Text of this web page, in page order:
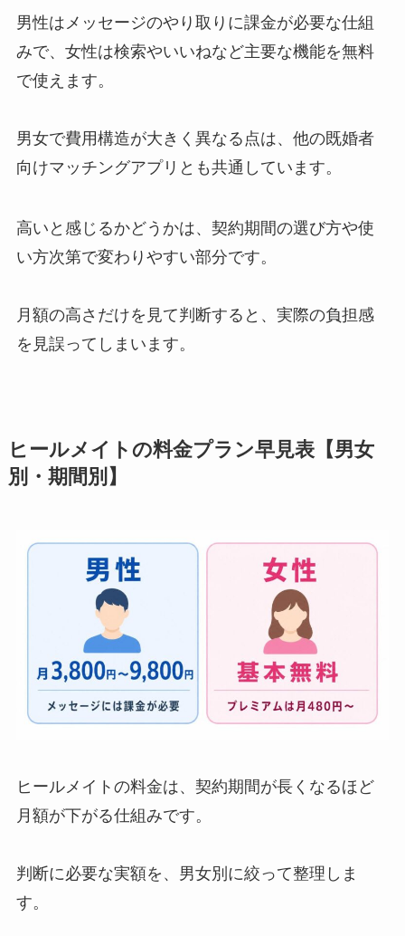
男性はメッセージのやり取りに課金が必要な仕組
みで、女性は検索やいいねなど主要な機能を無料
で使えます。
男女で費用構造が大きく異なる点は、他の既婚者
向けマッチングアプリとも共通しています。
高いと感じるかどうかは、契約期間の選び方や使
い方次第で変わりやすい部分です。
月額の高さだけを見て判断すると、実際の負担感
を見誤ってしまいます。
ヒールメイトの料金プラン早見表【男女
別・期間別】
ヒールメイトの料金は、契約期間が長くなるほど
月額が下がる仕組みです。
判断に必要な実額を、男女別に絞って整理しま
す。